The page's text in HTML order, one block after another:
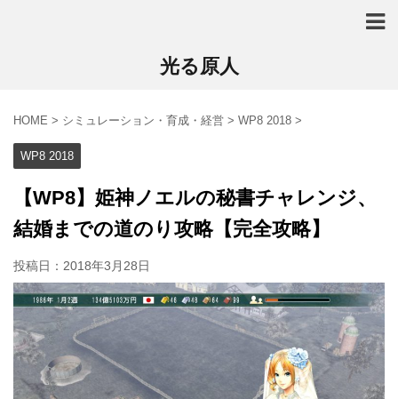
光る原人
HOME > シミュレーション・育成・経営 > WP8 2018 >
WP8 2018
【WP8】姫神ノエルの秘書チャレンジ、
結婚までの道のり攻略【完全攻略】
投稿日： 2018年3月28日